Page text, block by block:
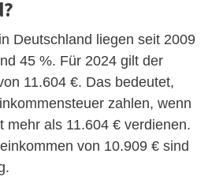
Deutschland liegen seit 2009
45 %. Für 2024 gilt der
11.604 €. Das bedeutet,
zahlen, wenn
mehr als 11.604 € verdienen.
von 10.909 € sind